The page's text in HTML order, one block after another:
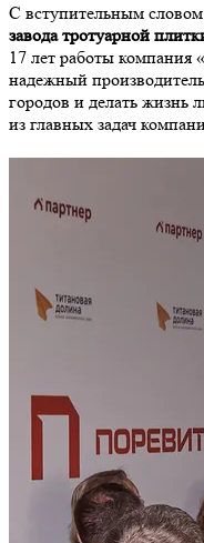
С вступительным
завода тротуарной
17 лет работы компания
надежный
городов и делать жизнь
из главных задач